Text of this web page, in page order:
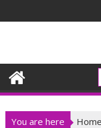
to
You are here Home